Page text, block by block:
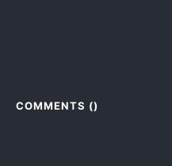
COMMENTS ()